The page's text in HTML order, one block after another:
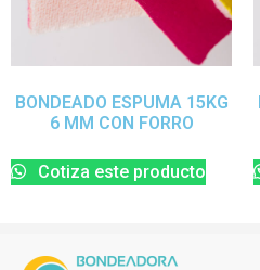
BONDEADO ESPUMA 15KG
6 MM CON FORRO
Cotiza este producto